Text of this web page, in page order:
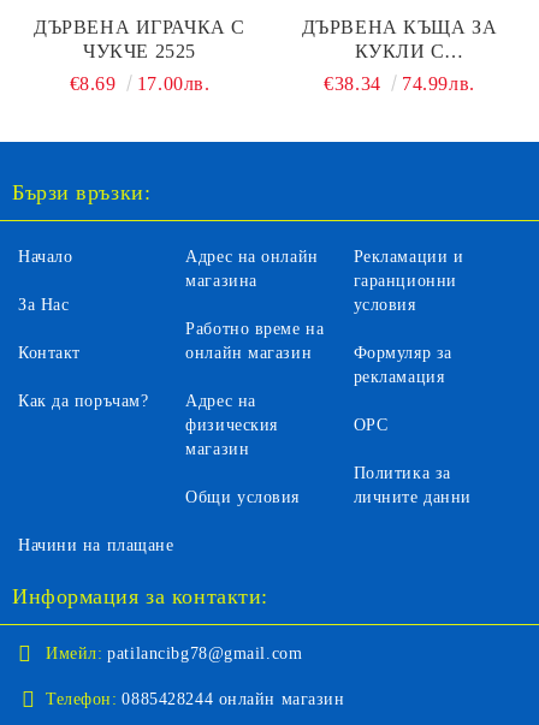
ДЪРВЕНА ИГРАЧКА С
ЧУКЧЕ 2525
€8.69
17.00лв.
ДЪРВЕНА КЪЩА ЗА
КУКЛИ С
ОБЗАВЕЖДАНЕ MONI
€38.34 74.99лв.
Бързи връзки:
Начало
За Нас
Контакт
Как да поръчам?
Адрес на онлайн
магазина
Работно време на
онлайн магазин
Адрес на
физическия
магазин
Общи условия
Рекламации и
гаранционни
условия
Формуляр за
рекламация
ОРС
Политика за
личните данни
Начини на плащане
Информация за контакти:
Имейл: patilancibg78@gmail.com
Телефон: 0885428244 онлайн магазин